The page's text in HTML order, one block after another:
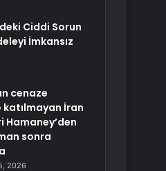
Ciddi Sorun
İmkansız
cenaze
İran
Hamaney’den
sonra
2026